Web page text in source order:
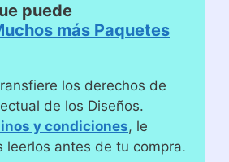
puede
más Paquetes
los derechos de
de los Diseños.
y condiciones, le
leerlos antes de tu compra.